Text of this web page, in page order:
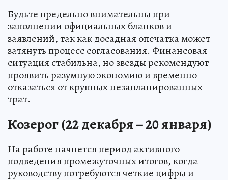
Будьте предельно внимательны при
заполнении официальных бланков и
заявлений, так как досадная опечатка может
затянуть процесс согласования. Финансовая
ситуация стабильна, но звезды рекомендуют
проявить разумную экономию и временно
отказаться от крупных незапланированных
трат.
Козерог (22 декабря – 20 января)
На работе начнется период активного
подведения промежуточных итогов, когда
руководству потребуются четкие цифры и